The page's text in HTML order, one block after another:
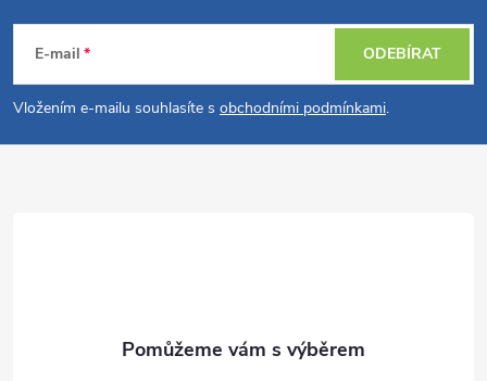
p
a
E-mail
Vložením e-mailu souhlasíte s obchodními podmínkami.
ODEBÍRAT